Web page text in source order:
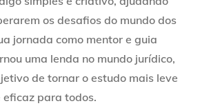
os desafios do mundo dos
jornada como mentor e guia
uma lenda no mundo jurídico,
de tornar o estudo mais leve
eficaz para todos.